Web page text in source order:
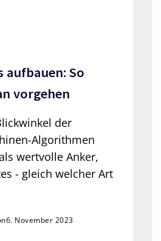
aufbauen: So
vorgehen
der
Algorithmen
wertvolle Anker,
- gleich welcher Art
6. November 2023